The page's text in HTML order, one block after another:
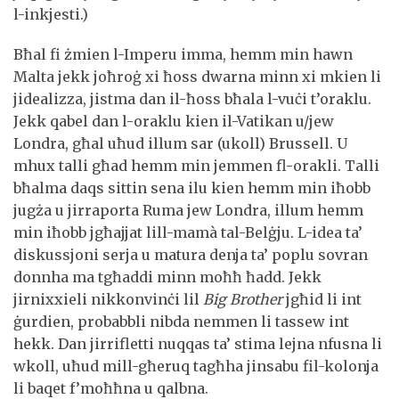
l-inkjesti.)
Bħal fi żmien l-Imperu imma, hemm min hawn
Malta jekk joħroġ xi ħoss dwarna minn xi mkien li
jidealizza, jistma dan il-ħoss bħala l-vuċi t’oraklu.
Jekk qabel dan l-oraklu kien il-Vatikan u/jew
Londra, għal uħud illum sar (ukoll) Brussell. U
mhux talli għad hemm min jemmen fl-orakli. Talli
bħalma daqs sittin sena ilu kien hemm min iħobb
jugża u jirraporta Ruma jew Londra, illum hemm
min iħobb jgħajjat lill-mamà tal-Belġju. L-idea ta’
diskussjoni serja u matura denja ta’ poplu sovran
donnha ma tgħaddi minn moħħ ħadd. Jekk
jirnixxieli nikkonvinċi lil Big Brotherjgħid li int
ġurdien, probabbli nibda nemmen li tassew int
hekk. Dan jirrifletti nuqqas ta’ stima lejna nfusna li
wkoll, uħud mill-għeruq tagħha jinsabu fil-kolonja
li baqet f’moħħna u qalbna.